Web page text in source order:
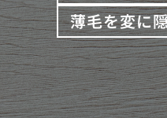
薄毛を変に